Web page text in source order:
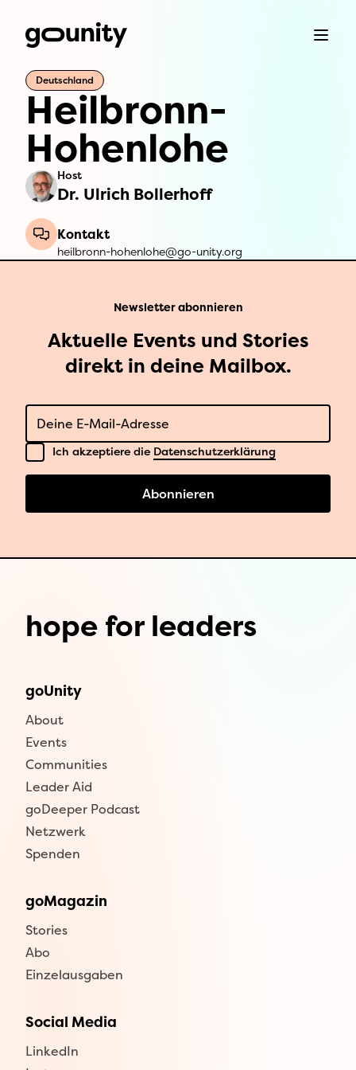
Deutschland
Heilbronn-
Hohenlohe
Host
Dr. Ulrich Bollerhoff
Kontakt
heilbronn-hohenlohe@go-unity.org
Newsletter abonnieren
Aktuelle Events und Stories
direkt in deine Mailbox.
E-Mail
Datenschutz
Ich akzeptiere die Datenschutzerklärung
Abonnieren
hope for leaders
goUnity
About
Events
Communities
Leader Aid
goDeeper Podcast
Netzwerk
Spenden
goMagazin
Stories
Abo
Einzelausgaben
Social Media
LinkedIn